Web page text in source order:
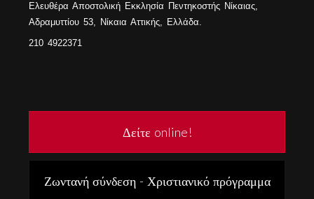
Ελευθέρα Αποστολική Εκκλησία Πεντηκοστής Νίκαιας,
Αδραμυττίου 53, Νίκαια Αττικής, Ελλάδα.
210 4922371
Δείτε online!
Ζωντανή σύνδεση - Χριστιανικό πρόγραμμα